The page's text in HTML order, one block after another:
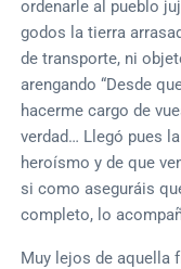
ordenarle al pueblo
godos la tierra
de transporte, ni
arengando “Desde
hacerme cargo de
verdad… Llegó pues
heroísmo y de que
si como aseguráis
completo, lo
Muy lejos de aquella